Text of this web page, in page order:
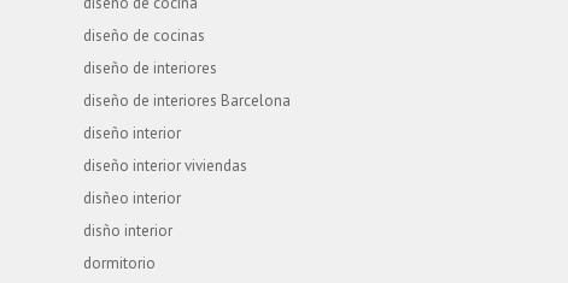
diseño de cocinas
diseño de interiores
diseño de interiores Barcelona
diseño interior
diseño interior viviendas
disñeo interior
disño interior
dormitorio